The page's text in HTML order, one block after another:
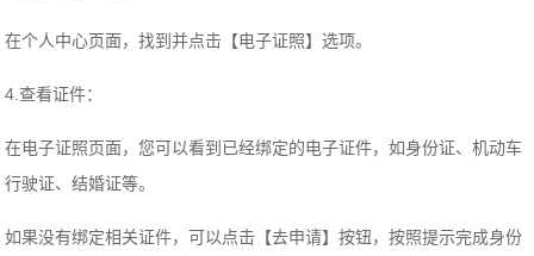
在个人中心页面，找到并点击【电子证照】选项。
4.查看证件：
在电子证照页面，您可以看到已经绑定的电子证件，如身份证、机动车
行驶证、结婚证等。
如果没有绑定相关证件，可以点击【去申请】按钮，按照提示完成身份